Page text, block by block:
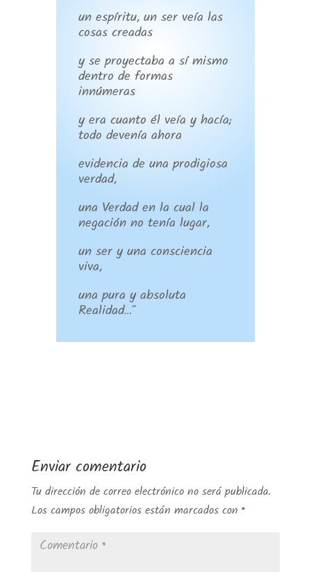
un espíritu, un ser veía las
cosas creadas
y se proyectaba a sí mismo
dentro de formas
innúmeras
y era cuanto él veía y hacía;
todo devenía ahora
evidencia de una prodigiosa
verdad,
una Verdad en la cual la
negación no tenía lugar,
un ser y una consciencia
viva,
una pura y absoluta
Realidad…”
Enviar comentario
Tu dirección de correo electrónico no será publicada.
Los campos obligatorios están marcados con *